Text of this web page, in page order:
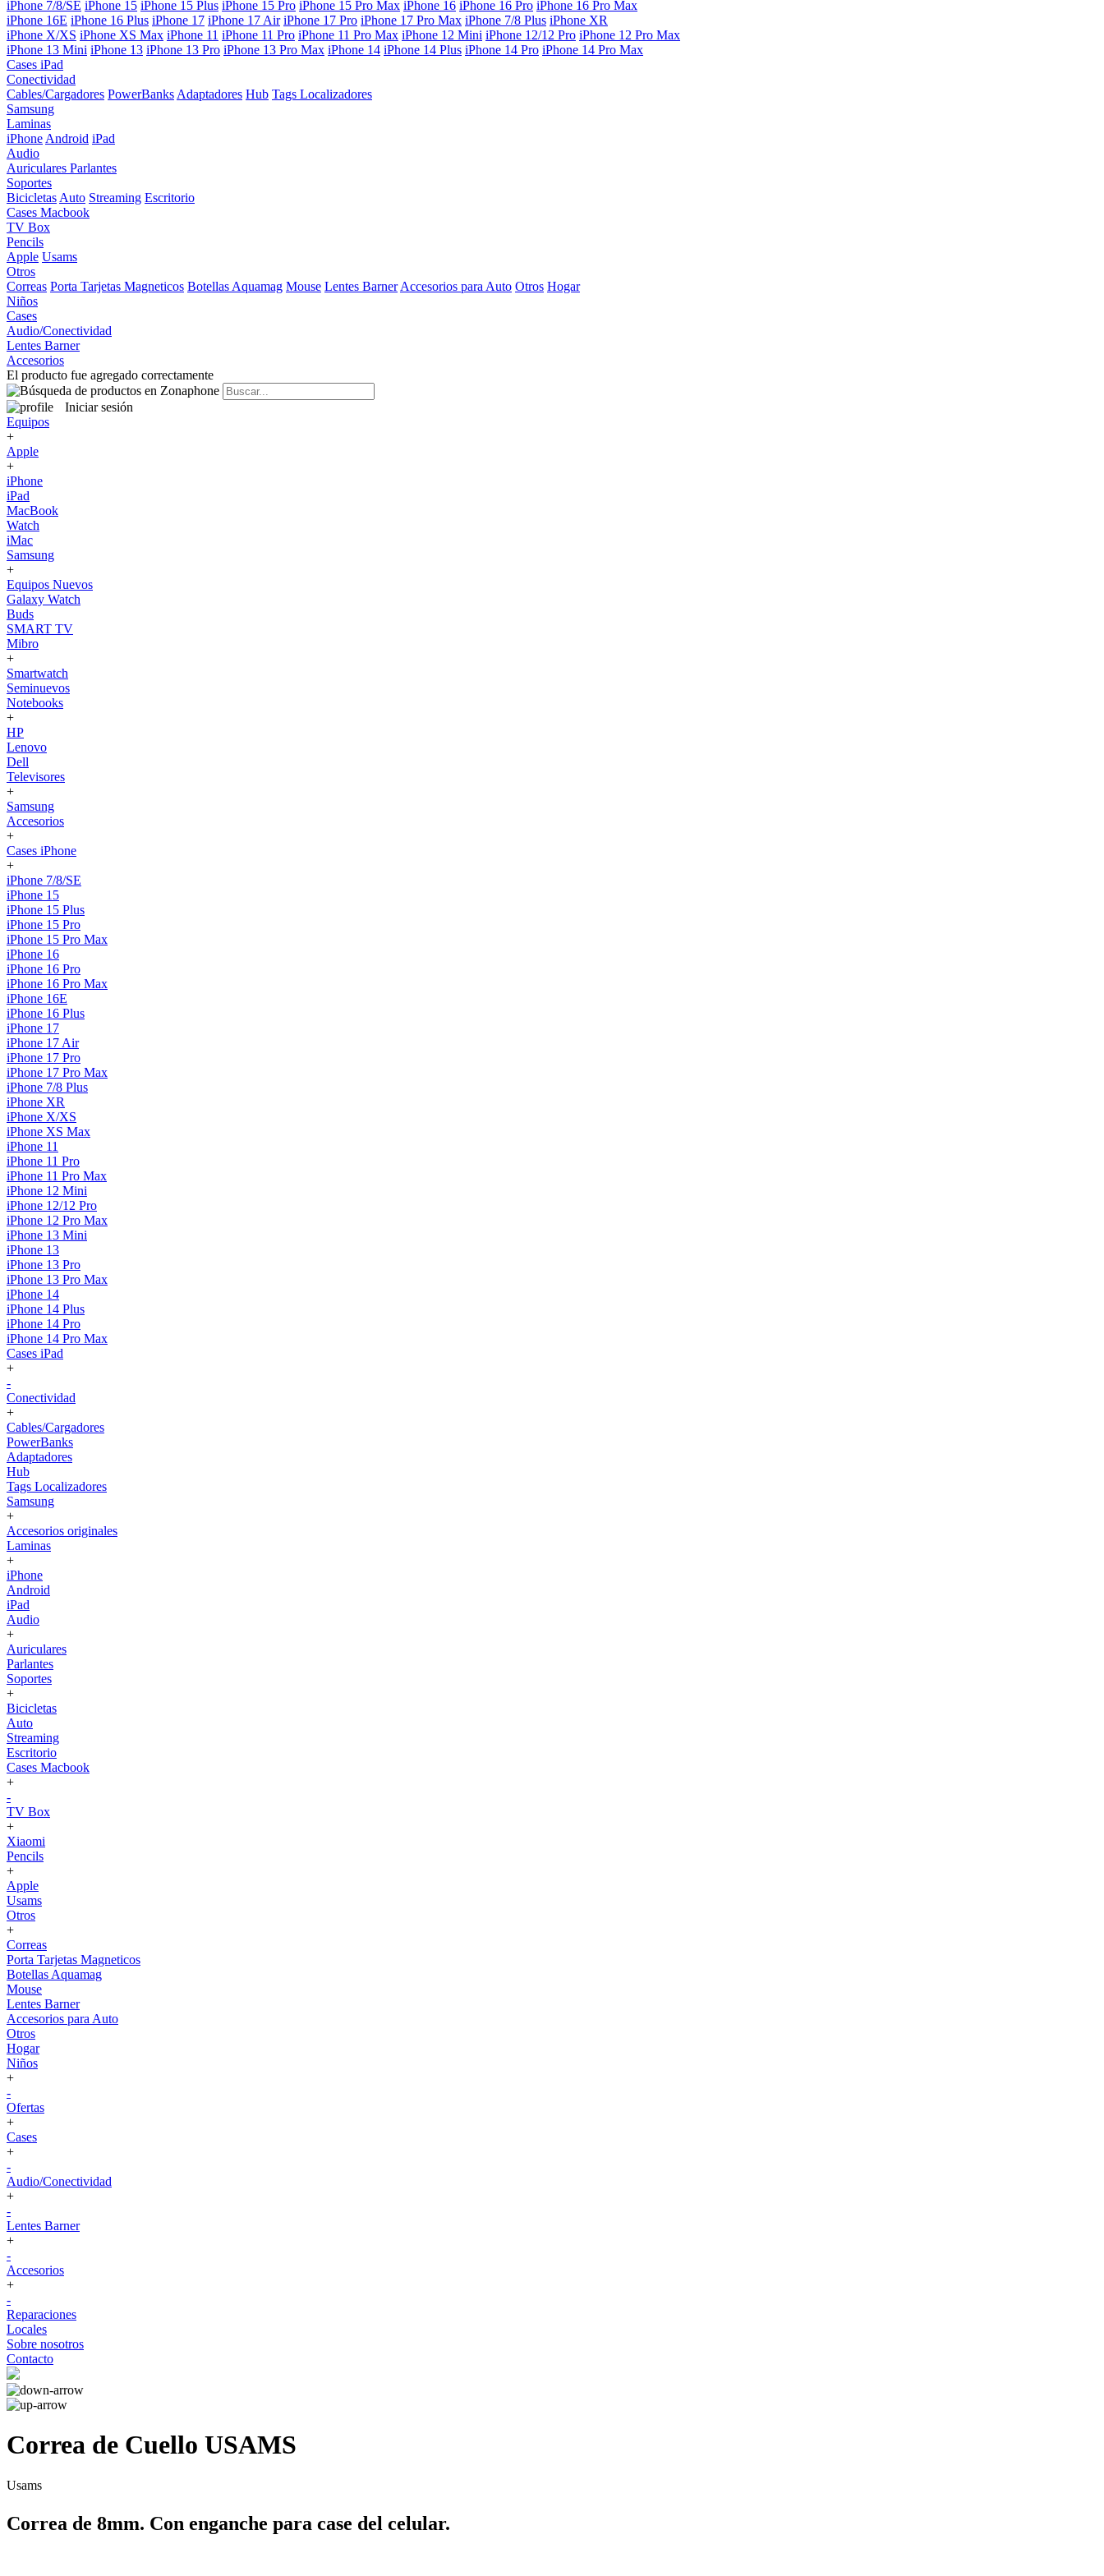
iPhone 7/8/SE iPhone 15 iPhone 15 Plus iPhone 15 Pro iPhone 15 Pro Max iPhone 16 iPhone 16 Pro iPhone 16 Pro Max
iPhone 16E iPhone 16 Plus iPhone 17 iPhone 17 Air iPhone 17 Pro iPhone 17 Pro Max iPhone 7/8 Plus iPhone XR
iPhone X/XS iPhone XS Max iPhone 11 iPhone 11 Pro iPhone 11 Pro Max iPhone 12 Mini iPhone 12/12 Pro iPhone 12 Pro Max
iPhone 13 Mini iPhone 13 iPhone 13 Pro iPhone 13 Pro Max iPhone 14 iPhone 14 Plus iPhone 14 Pro iPhone 14 Pro Max
Cases iPad
Conectividad
Cables/Cargadores PowerBanks Adaptadores Hub Tags Localizadores
Samsung
Laminas
iPhone Android iPad
Audio
Auriculares Parlantes
Soportes
Bicicletas Auto Streaming Escritorio
Cases Macbook
TV Box
Pencils
Apple Usams
Otros
Correas Porta Tarjetas Magneticos Botellas Aquamag Mouse Lentes Barner Accesorios para Auto Otros Hogar
Niños
Cases
Audio/Conectividad
Lentes Barner
Accesorios
El producto fue agregado correctamente
Iniciar sesión
Equipos
+
Apple
+
iPhone
iPad
MacBook
Watch
iMac
Samsung
+
Equipos Nuevos
Galaxy Watch
Buds
SMART TV
Mibro
+
Smartwatch
Seminuevos
Notebooks
+
HP
Lenovo
Dell
Televisores
+
Samsung
Accesorios
+
Cases iPhone
+
iPhone 7/8/SE
iPhone 15
iPhone 15 Plus
iPhone 15 Pro
iPhone 15 Pro Max
iPhone 16
iPhone 16 Pro
iPhone 16 Pro Max
iPhone 16E
iPhone 16 Plus
iPhone 17
iPhone 17 Air
iPhone 17 Pro
iPhone 17 Pro Max
iPhone 7/8 Plus
iPhone XR
iPhone X/XS
iPhone XS Max
iPhone 11
iPhone 11 Pro
iPhone 11 Pro Max
iPhone 12 Mini
iPhone 12/12 Pro
iPhone 12 Pro Max
iPhone 13 Mini
iPhone 13
iPhone 13 Pro
iPhone 13 Pro Max
iPhone 14
iPhone 14 Plus
iPhone 14 Pro
iPhone 14 Pro Max
Cases iPad
+
-
Conectividad
+
Cables/Cargadores
PowerBanks
Adaptadores
Hub
Tags Localizadores
Samsung
+
Accesorios originales
Laminas
+
iPhone
Android
iPad
Audio
+
Auriculares
Parlantes
Soportes
+
Bicicletas
Auto
Streaming
Escritorio
Cases Macbook
+
-
TV Box
+
Xiaomi
Pencils
+
Apple
Usams
Otros
+
Correas
Porta Tarjetas Magneticos
Botellas Aquamag
Mouse
Lentes Barner
Accesorios para Auto
Otros
Hogar
Niños
+
-
Ofertas
+
Cases
+
-
Audio/Conectividad
+
-
Lentes Barner
+
-
Accesorios
+
-
Reparaciones
Locales
Sobre nosotros
Contacto
Correa de Cuello USAMS
Usams
Correa de 8mm. Con enganche para case del celular.